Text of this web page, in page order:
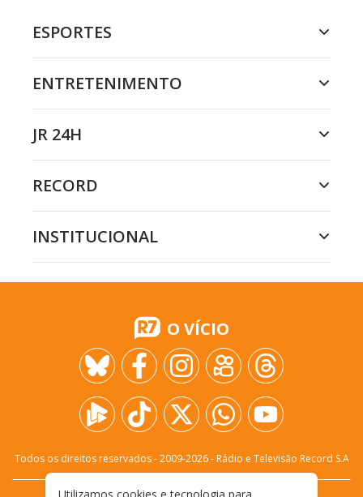
ESPORTES
ENTRETENIMENTO
JR 24H
RECORD
INSTITUCIONAL
O VÍCIO
Todos os direitos reservados - 2009-2026- Rádio e Televisão Record S.A